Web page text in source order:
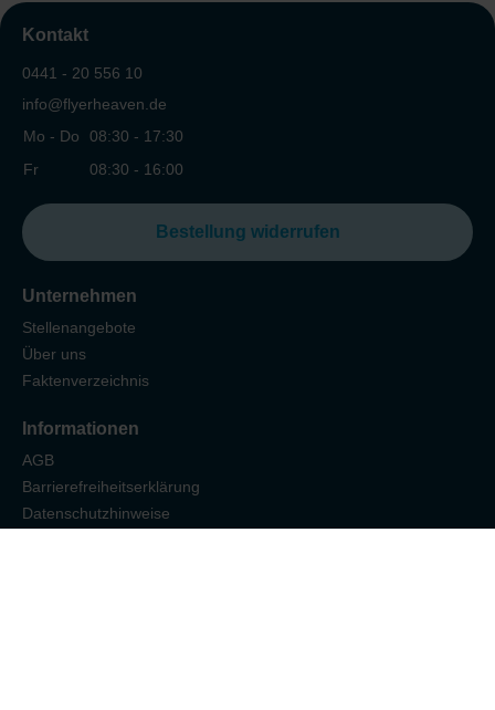
Kontakt
0441 - 20 556 10
info@flyerheaven.de
Mo - Do
08:30 - 17:30
Fr
08:30 - 16:00
Bestellung widerrufen
Unternehmen
Stellenangebote
Über uns
Faktenverzeichnis
Informationen
AGB
Barrierefreiheitserklärung
Datenschutzhinweise